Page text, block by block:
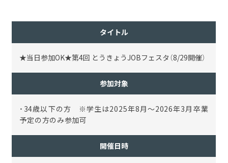
タイトル
★当日参加OK★第4回 とうきょうJOBフェスタ（8/29開催）
参加対象
・34歳以下の方 ※学生は2025年8月～2026年3月卒業
予定の方のみ参加可
開催日時